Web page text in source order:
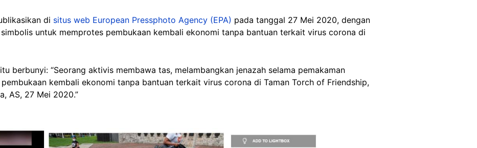
di situs web European Pressphoto Agency (EPA) pada tanggal 27 Mei 2020, dengan
untuk memprotes pembukaan kembali ekonomi tanpa bantuan terkait virus corona di
berbunyi: “Seorang aktivis membawa tas, melambangkan jenazah selama pemakaman
kembali ekonomi tanpa bantuan terkait virus corona di Taman Torch of Friendship,
AS, 27 Mei 2020.”